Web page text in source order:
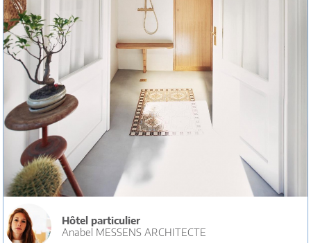
Hôtel particulier
Anabel MESSENS ARCHITECTE